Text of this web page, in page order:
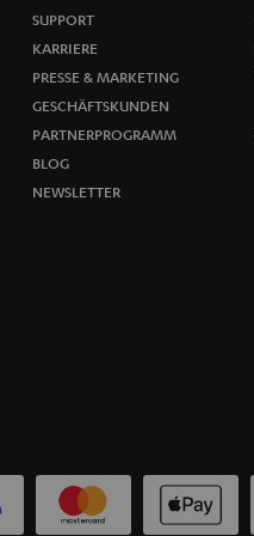
SUPPORT
KARRIERE
PRESSE & MARKETING
GESCHÄFTSKUNDEN
PARTNERPROGRAMM
BLOG
NEWSLETTER